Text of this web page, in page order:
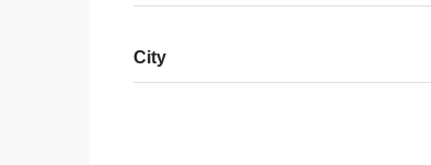
City